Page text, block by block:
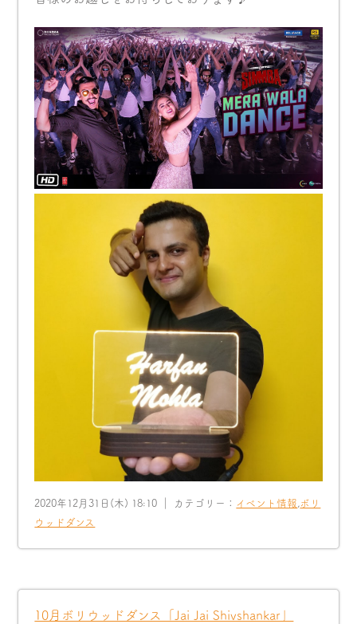
2020年12月31日(木) 18:10 ｜ カテゴリー： イベント情報 ,ボリ
ウッドダンス
10月ボリウッドダンス「Jai Jai Shivshankar」